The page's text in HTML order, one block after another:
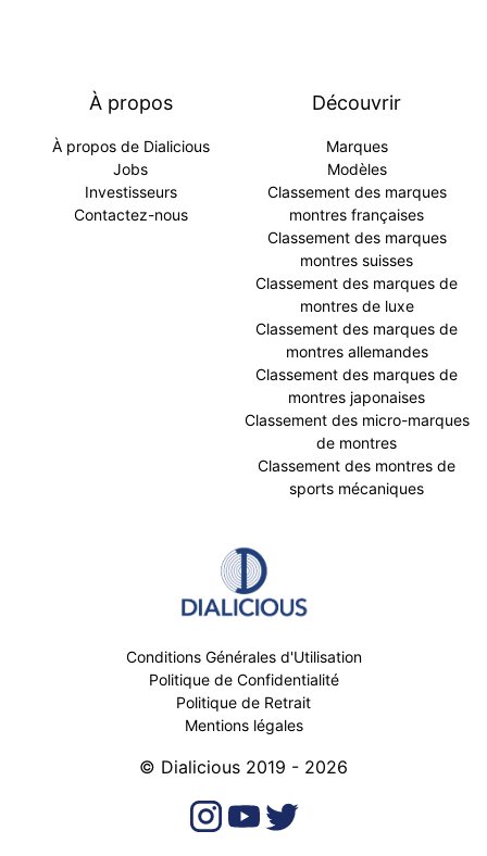
À propos
À propos de Dialicious
Jobs
Investisseurs
Contactez-nous
Découvrir
Marques
Modèles
Classement des marques
montres françaises
Classement des marques
montres suisses
Classement des marques de
montres de luxe
Classement des marques de
montres allemandes
Classement des marques de
montres japonaises
Classement des micro-marques
de montres
Classement des montres de
sports mécaniques
Conditions Générales d'Utilisation
Politique de Confidentialité
Politique de Retrait
Mentions légales
© Dialicious 2019 - 2026